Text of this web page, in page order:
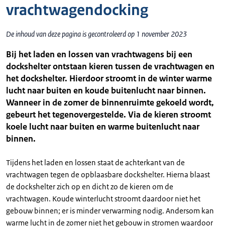
vrachtwagendocking
De inhoud van deze pagina is gecontroleerd op 1 november 2023
Bij het laden en lossen van vrachtwagens bij een
dockshelter ontstaan kieren tussen de vrachtwagen en
het dockshelter. Hierdoor stroomt in de winter warme
lucht naar buiten en koude buitenlucht naar binnen.
Wanneer in de zomer de binnenruimte gekoeld wordt,
gebeurt het tegenovergestelde. Via de kieren stroomt
koele lucht naar buiten en warme buitenlucht naar
binnen.
Tijdens het laden en lossen staat de achterkant van de
vrachtwagen tegen de opblaasbare dockshelter. Hierna blaast
de dockshelter zich op en dicht zo de kieren om de
vrachtwagen. Koude winterlucht stroomt daardoor niet het
gebouw binnen; er is minder verwarming nodig. Andersom kan
warme lucht in de zomer niet het gebouw in stromen waardoor